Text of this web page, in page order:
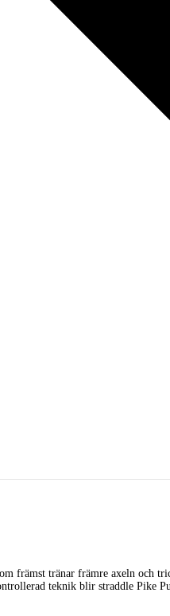
främst tränar främre axeln och
teknik blir straddle Pike